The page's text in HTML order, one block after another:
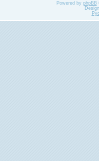
Powered by phpBB